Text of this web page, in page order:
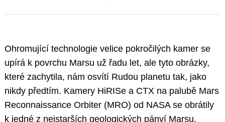
Ohromující technologie velice pokročilých kamer se
upírá k povrchu Marsu už řadu let, ale tyto obrázky,
které zachytila, nám osvítí Rudou planetu tak, jako
nikdy předtím. Kamery HiRISe a CTX na palubě Mars
Reconnaissance Orbiter (MRO) od NASA se obrátily
k jedné z nejstarších geologických pánví Marsu.